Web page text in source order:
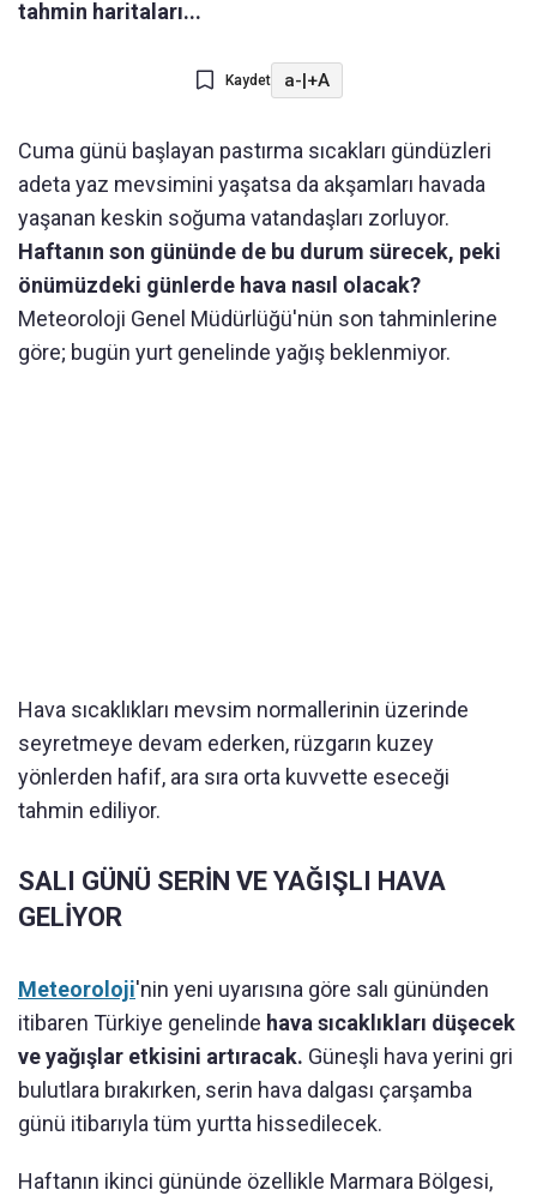
tahmin haritaları...
Kaydet a-|+A
Cuma günü başlayan pastırma sıcakları gündüzleri
adeta yaz mevsimini yaşatsa da akşamları havada
yaşanan keskin soğuma vatandaşları zorluyor.
Haftanın son gününde de bu durum sürecek, peki
önümüzdeki günlerde hava nasıl olacak?
Meteoroloji Genel Müdürlüğü'nün son tahminlerine
göre; bugün yurt genelinde yağış beklenmiyor.
Hava sıcaklıkları mevsim normallerinin üzerinde
seyretmeye devam ederken, rüzgarın kuzey
yönlerden hafif, ara sıra orta kuvvette eseceği
tahmin ediliyor.
SALI GÜNÜ SERİN VE YAĞIŞLI HAVA
GELİYOR
Meteoroloji'nin yeni uyarısına göre salı gününden
itibaren Türkiye genelinde hava sıcaklıkları düşecek
ve yağışlar etkisini artıracak. Güneşli hava yerini gri
bulutlara bırakırken, serin hava dalgası çarşamba
günü itibarıyla tüm yurtta hissedilecek.
Haftanın ikinci gününde özellikle Marmara Bölgesi,